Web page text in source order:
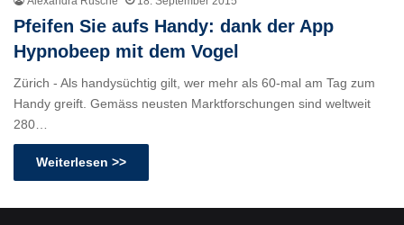
Pfeifen Sie aufs Handy: dank der App
Hypnobeep mit dem Vogel
Zürich - Als handysüchtig gilt, wer mehr als 60-mal am Tag zum
Handy greift. Gemäss neusten Marktforschungen sind weltweit
280…
Weiterlesen >>